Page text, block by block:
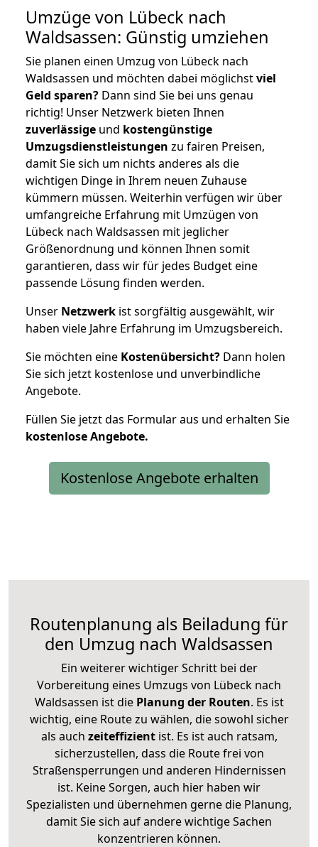
Umzüge von Lübeck nach
Waldsassen: Günstig umziehen
Sie planen einen Umzug von Lübeck nach
Waldsassen und möchten dabei möglichstviel
Geld sparen? Dann sind Sie bei uns genau
richtig! Unser Netzwerk bieten Ihnen
zuverlässige und kostengünstige
Umzugsdienstleistungen zu fairen Preisen,
damit Sie sich um nichts anderes als die
wichtigen Dinge in Ihrem neuen Zuhause
kümmern müssen. Weiterhin verfügen wir über
umfangreiche Erfahrung mit Umzügen von
Lübeck nach Waldsassen mit jeglicher
Größenordnung und können Ihnen somit
garantieren, dass wir für jedes Budget eine
passende Lösung finden werden.
Unser Netzwerk ist sorgfältig ausgewählt, wir
haben viele Jahre Erfahrung im Umzugsbereich.
Sie möchten eine Kostenübersicht? Dann holen
Sie sich jetzt kostenlose und unverbindliche
Angebote.
Füllen Sie jetzt das Formular aus und erhalten Sie
kostenloseAngebote.
Kostenlose Angebote erhalten
Routenplanung als Beiladung für
den Umzug nach Waldsassen
Ein weiterer wichtiger Schritt bei der
Vorbereitung eines Umzugs von Lübeck nach
Waldsassen ist diePlanung der Routen. Es ist
wichtig, eine Route zu wählen, die sowohl sicher
als auch zeiteffizientist. Es ist auch ratsam,
sicherzustellen, dass die Route frei von
Straßensperrungen und anderen Hindernissen
ist. Keine Sorgen, auch hier haben wir
Spezialisten und übernehmen gerne die Planung,
damit Sie sich auf andere wichtige Sachen
konzentrieren können.